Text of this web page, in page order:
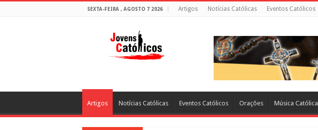
SEXTA-FEIRA , AGOSTO 7 2026 Artigos Notícias Católicas Eventos Católicos
Artigos Notícias Católicas Eventos Católicos Orações Música Católica